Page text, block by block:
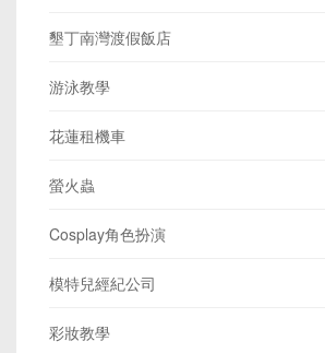
墾丁南灣渡假飯店
游泳教學
花蓮租機車
螢火蟲
Cosplay角色扮演
模特兒經紀公司
彩妝教學